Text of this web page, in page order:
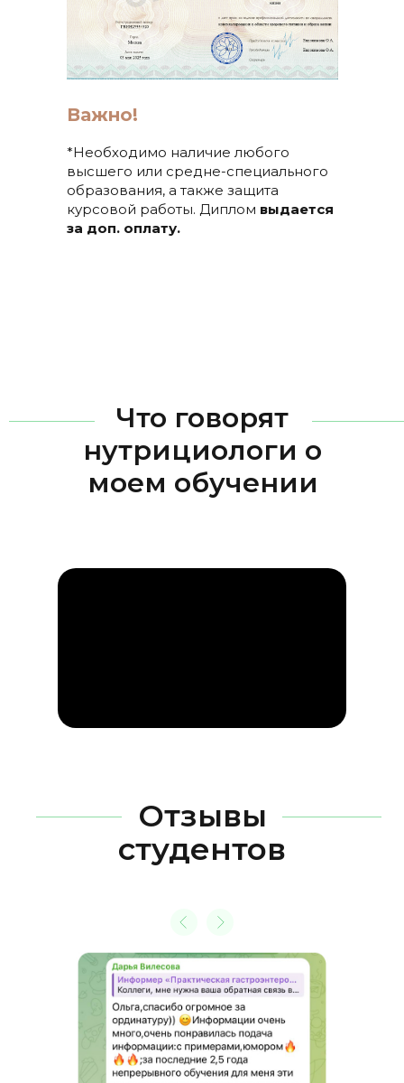
Важно!
*Необходимо наличие любого
высшего или средне-специального
образования, а также защита
курсовой работы. Диплом выдается
за доп. оплату.
Что говорят
нутрициологи о
моем обучении
Отзывы
студентов